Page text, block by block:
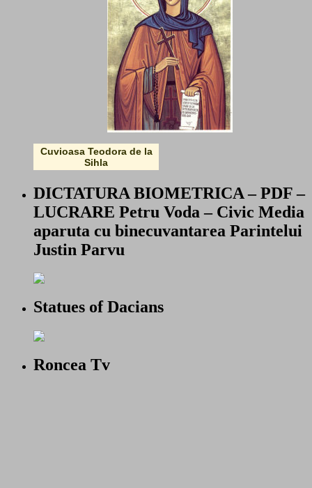
Cuvioasa Teodora de la
Sihla
DICTATURA BIOMETRICA – PDF –
LUCRARE Petru Voda – Civic Media
aparuta cu binecuvantarea Parintelui
Justin Parvu
Statues of Dacians
Roncea Tv